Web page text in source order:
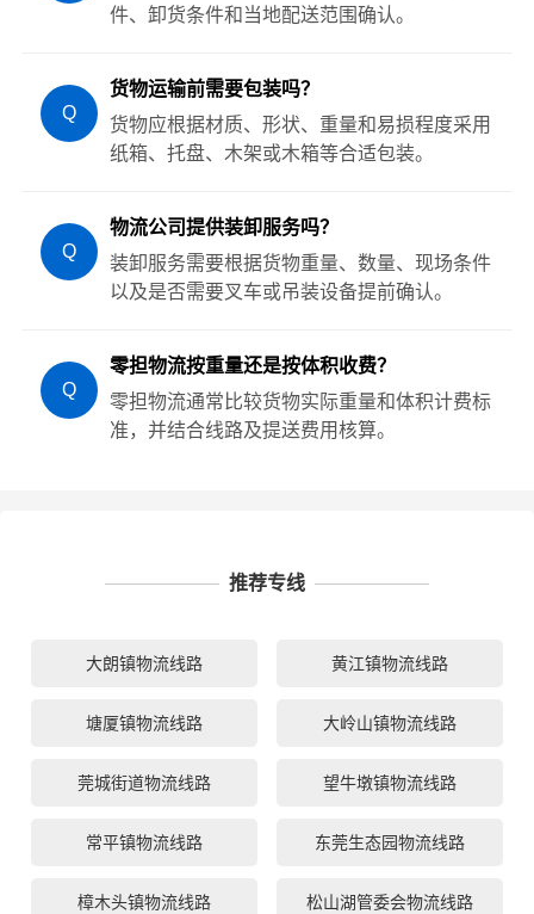
件、卸货条件和当地配送范围确认。
Q
货物运输前需要包装吗？
货物应根据材质、形状、重量和易损程度采用
纸箱、托盘、木架或木箱等合适包装。
Q
物流公司提供装卸服务吗？
装卸服务需要根据货物重量、数量、现场条件
以及是否需要叉车或吊装设备提前确认。
Q
零担物流按重量还是按体积收费？
零担物流通常比较货物实际重量和体积计费标
准，并结合线路及提送费用核算。
推荐专线
大朗镇物流线路 黄江镇物流线路
塘厦镇物流线路 大岭山镇物流线路
莞城街道物流线路 望牛墩镇物流线路
常平镇物流线路 东莞生态园物流线路
樟木头镇物流线路 松山湖管委会物流线路